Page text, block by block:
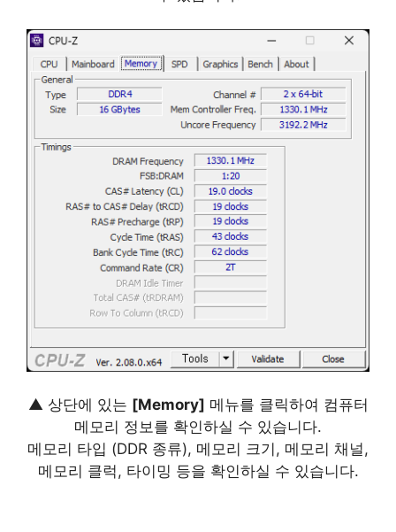
▲ 상단에 있는 [Memory] 메뉴를 클릭하여 컴퓨터
메모리 정보를 확인하실 수 있습니다.
메모리 타입 (DDR 종류), 메모리 크기, 메모리 채널,
메모리 클럭, 타이밍 등을 확인하실 수 있습니다.